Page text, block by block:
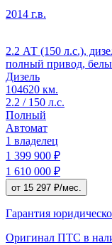
2014 г.в.
2.2 АТ (150 л.с.),
полный привод,
Дизель
104620 км.
2.2 / 150 л.с.
Полный
Автомат
1 владелец
1 399 900 ₽
1 610 000 ₽
от 15 297 ₽/мес.
Гарантия
Оригинал ПТС в